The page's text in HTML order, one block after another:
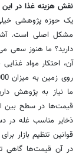
نقش هزینه غذا در
یک حوزه پژوهشی
دارید؟ ما هنوز سعی
آن، احتکار مواد
ما نیاز به پژوهش
قیمت‌ها در سطح بین
ذخایر مناسب غله در
قوانین تنظیم بازار
در آن قیمت‌ها گاهی